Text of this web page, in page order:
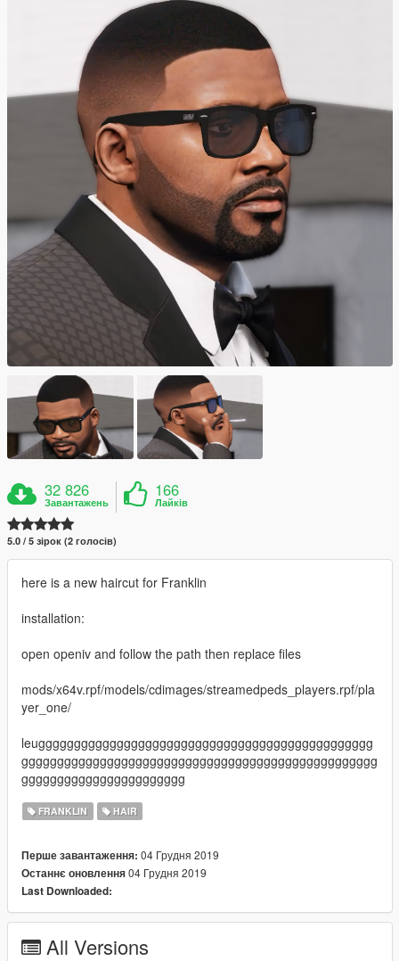
32 826
Завантажень
166
Лайків
5.0 / 5 зірок (2 голосів)
here is a new haircut for Franklin
installation:
open openiv and follow the path then replace files
mods/x64v.rpf/models/cdimages/streamedpeds_players.rpf/pla
yer_one/
leuggggggggggggggggggggggggggggggggggggggggggggggg
gggggggggggggggggggggggggggggggggggggggggggggggggg
ggggggggggggggggggggggg
FRANKLIN HAIR
Перше завантаження: 04 Грудня 2019
Останнє оновлення04 Грудня 2019
Last Downloaded:
All Versions